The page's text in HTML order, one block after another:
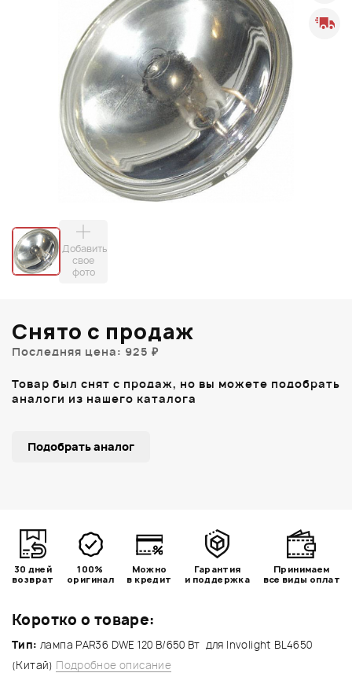
Добавить
свое
фото
Коротко о товаре:
Тип: лампа PAR36 DWE 120 В/650 Вт для Involight BL4650
(Китай) Подробное описание
Снято с продаж
Последняя цена: 925 ₽
Товар был снят с продаж, но вы можете подобрать
аналоги из нашего каталога
Подобрать аналог
30 дней
возврат
100%
оригинал
Можно
в кредит
Гарантия
и поддержка
Принимаем
все виды оплат